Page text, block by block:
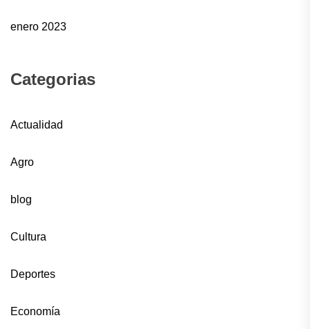
enero 2023
Categorias
Actualidad
Agro
blog
Cultura
Deportes
Economía